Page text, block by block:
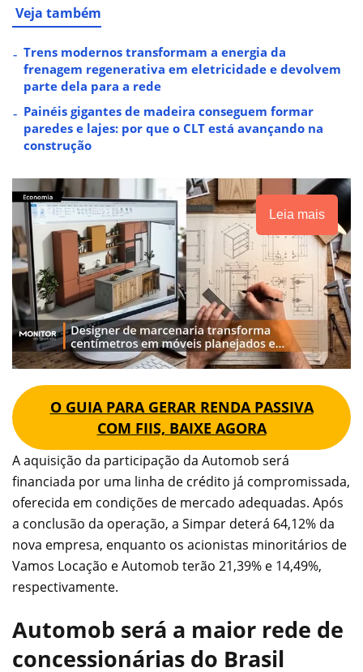
Veja também
Trens modernos transformam a energia da
frenagem regenerativa em eletricidade e devolvem
parte dela para a rede
Painéis gigantes de madeira conseguem formar
paredes e lajes: por que o CLT está avançando na
construção
Leia mais
O GUIA PARA GERAR RENDA PASSIVA
COM FIIS, BAIXE AGORA
A aquisição da participação da Automob será
financiada por uma linha de crédito já compromissada,
oferecida em condições de mercado adequadas. Após
a conclusão da operação, a Simpar deterá 64,12% da
nova empresa, enquanto os acionistas minoritários de
Vamos Locação e Automob terão 21,39% e 14,49%,
respectivamente.
Automob será a maior rede de
concessionárias do Brasil